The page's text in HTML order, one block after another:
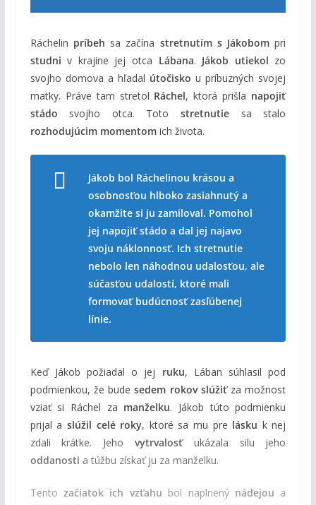
Ráchelin príbeh sa začína stretnutím s Jákobom pri
studni v krajine jej otca Lábana. Jákob utiekol zo
svojho domova a hľadal útočisko u príbuzných svojej
matky. Práve tam stretol Ráchel, ktorá prišla napojiť
stádo svojho otca. Totostretnutie sa stalo
rozhodujúcim momentomich života.
Jákob bol Ráchelinou krásou a
osobnosťou hlboko zasiahnutý a
okamžite si ju zamiloval. Pomohol
jej napojiť stádo a dal jej najavo
svoju náklonnosť. Ich stretnutie
nebolo len náhodnou udalosťou, ale
súčasťou udalostí, ktoré mali
formovať budúcnosť zasľúbenej
línie.
Keď Jákob požiadal o jej ruku, Lában súhlasil pod
podmienkou, že budesedem rokov slúžiťza možnosť
vziať si Ráchel za manželku. Jákob túto podmienku
prijal a slúžil celé roky, ktoré sa mu pre lásku k nej
zdali krátke. Jeho vytrvalosťukázala silu jeho
oddanosti a túžbu získať ju za manželku.
Tentozačiatok ich vzťahu bol naplnený nádejou a